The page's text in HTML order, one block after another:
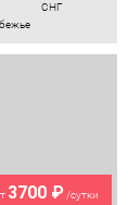
СНГ
3700 ₽/сутки